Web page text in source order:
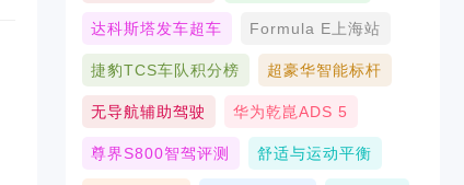
达科斯塔发车超车 Formula E上海站
捷豹TCS车队积分榜 超豪华智能标杆
无导航辅助驾驶 华为乾崑ADS 5
尊界S800智驾评测 舒适与运动平衡